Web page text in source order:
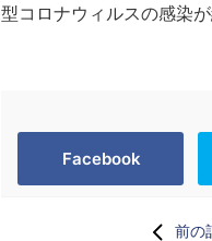
型コロナウィルスの感染
Facebook
前の